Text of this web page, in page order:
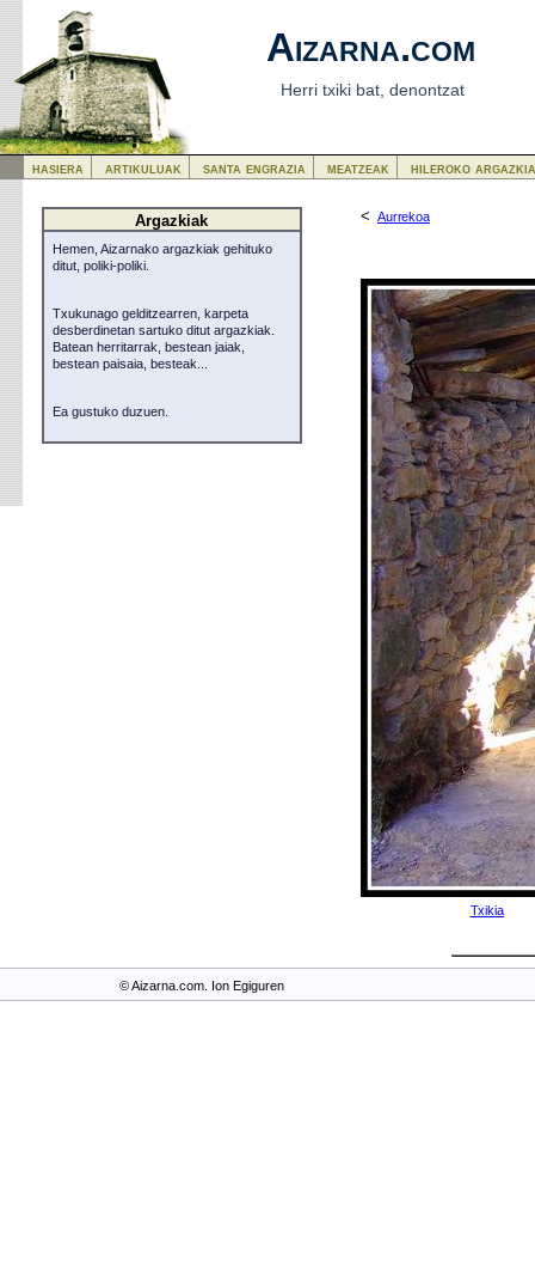
Aizarna.com
Herri txiki bat, denontzat
< Aurrekoa
Txikia
Argazkiak
Hemen, Aizarnako argazkiak gehituko
ditut, poliki-poliki.
Txukunago gelditzearren, karpeta
desberdinetan sartuko ditut argazkiak.
Batean herritarrak, bestean jaiak,
bestean paisaia, besteak...
Ea gustuko duzuen.
hasiera artikuluak santa engrazia meatzeak hileroko
© Aizarna.com. Ion Egiguren